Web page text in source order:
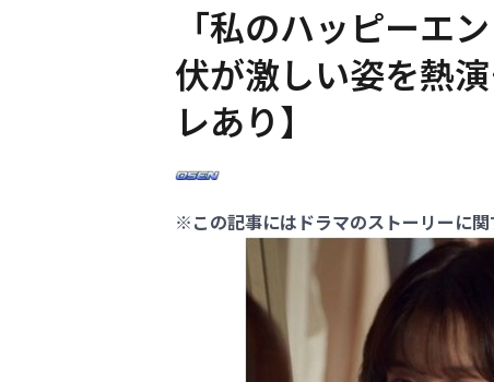
「私のハッピーエ
伏が激しい姿を熱
レあり】
※この記事にはドラマのストーリーに関